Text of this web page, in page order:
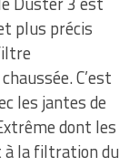
plus précis
C’est
les jantes de
dont les
à la filtration du